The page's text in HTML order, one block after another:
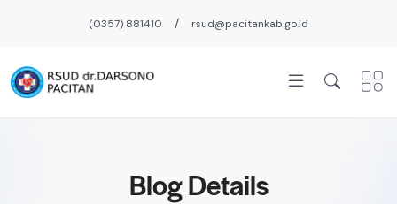
(0357) 881410 / rsud@pacitankab.go.id
Blog Details